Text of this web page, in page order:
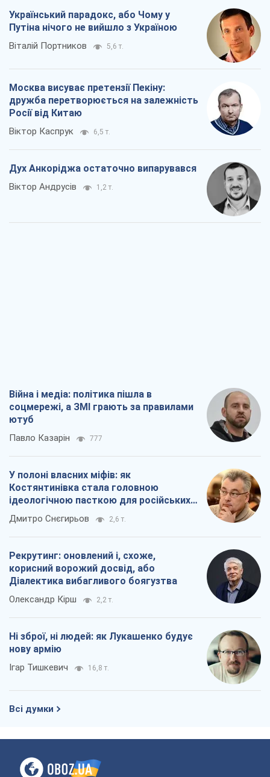
Український парадокс, або Чому у
Путіна нічого не вийшло з Україною
Віталій Портников 5,6 т.
Москва висуває претензії Пекіну:
дружба перетворюється на залежність
Росії від Китаю
Віктор Каспрук 6,5 т.
Дух Анкоріджа остаточно випарувався
Віктор Андрусів 1,2 т.
Війна і медіа: політика пішла в
соцмережі, а ЗМІ грають за правилами
ютуб
Павло Казарін 777
У полоні власних міфів: як
Костянтинівка стала головною
ідеологічною пасткою для російських
окупантів
Дмитро Снєгирьов 2,6 т.
Рекрутинг: оновлений і, схоже,
корисний ворожий досвід, або
Діалектика вибагливого боягузтва
Олександр Кірш 2,2 т.
Ні зброї, ні людей: як Лукашенко будує
нову армію
Ігар Тишкевич 16,8 т.
Всі думки